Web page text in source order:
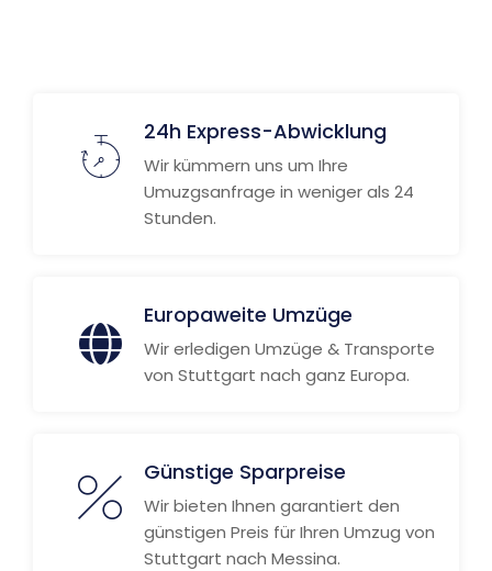
24h Express-Abwicklung
Wir kümmern uns um Ihre
Umuzgsanfrage in weniger als 24
Stunden.
Europaweite Umzüge
Wir erledigen Umzüge & Transporte
von Stuttgart nach ganz Europa.
Günstige Sparpreise
Wir bieten Ihnen garantiert den
günstigen Preis für Ihren Umzug von
Stuttgart nach Messina.